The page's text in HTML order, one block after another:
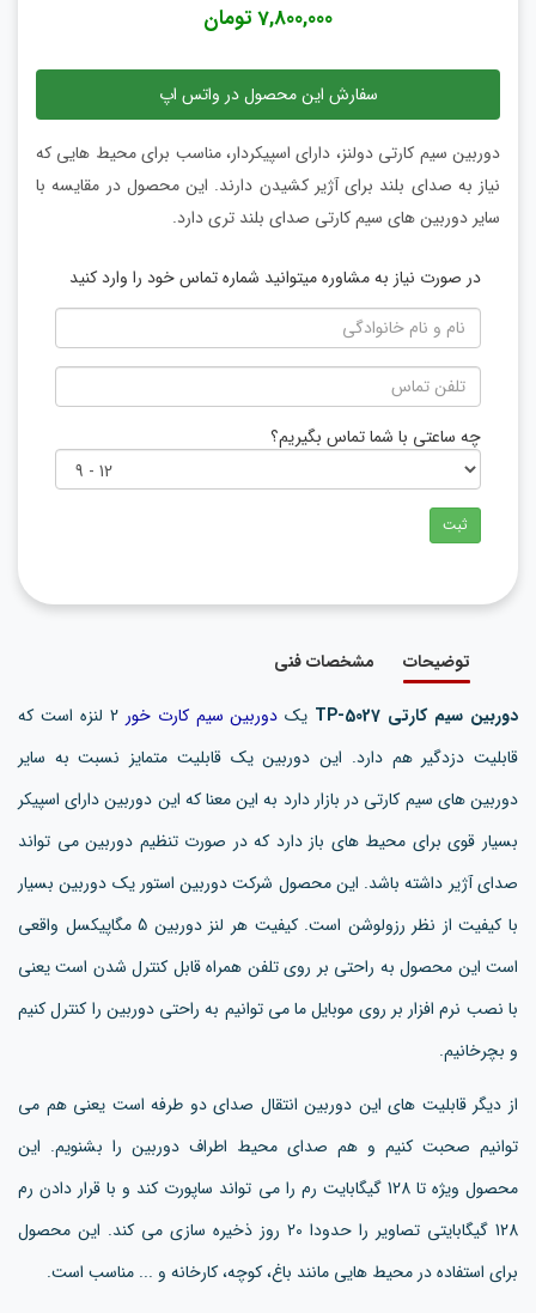
7,800,000 تومان
سفارش این محصول در واتس اپ
دوربین سیم کارتی دولنز، دارای اسپیکردار، مناسب برای محیط هایی که
نیاز به صدای بلند برای آژیر کشیدن دارند. این محصول در مقایسه با
سایر دوربین های سیم کارتی صدای بلند تری دارد.
در صورت نیاز به مشاوره میتوانید شماره تماس خود را وارد کنید
چه ساعتی با شما تماس بگیریم؟
ثبت
توضیحات مشخصات فنی
دوربین سیم کارتی TP-5027 یک دوربین سیم کارت خور
2 لنزه است که
قابلیت دزدگیر هم دارد. این دوربین یک قابلیت متمایز نسبت به سایر
دوربین های سیم کارتی در بازار دارد به این معنا که این دوربین دارای اسپیکر
بسیار قوی برای محیط های باز دارد که در صورت تنظیم دوربین می تواند
صدای آژیر داشته باشد. این محصول شرکت دوربین استور یک دوربین بسیار
با کیفیت از نظر رزولوشن است. کیفیت هر لنز دوربین 5 مگاپیکسل واقعی
است این محصول به راحتی بر روی تلفن همراه قابل کنترل شدن است یعنی
با نصب نرم افزار بر روی موبایل ما می توانیم به راحتی دوربین را کنترل کنیم
و بچرخانیم.
از دیگر قابلیت های این دوربین انتقال صدای دو طرفه است یعنی هم می
توانیم صحبت کنیم و هم صدای محیط اطراف دوربین را بشنویم. این
محصول ویژه تا 128 گیگابایت رم را می تواند ساپورت کند و با قرار دادن رم
128 گیگابایتی تصاویر را حدودا 20 روز ذخیره سازی می کند. این محصول
برای استفاده در محیط هایی مانند باغ، کوچه، کارخانه و ... مناسب است.